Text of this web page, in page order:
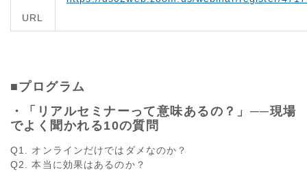
URL
■プログラム
・「リアルセミナーって意味あるの？」──現場
でよく聞かれる10の質問
Q1. オンラインだけではダメなのか？
Q2. 本当に効果はあるのか？